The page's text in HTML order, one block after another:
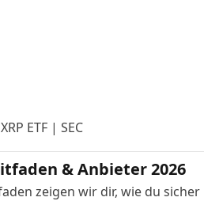
XRP ETF| SEC
& Anbieter 2026
zeigen wir dir, wie du sicher